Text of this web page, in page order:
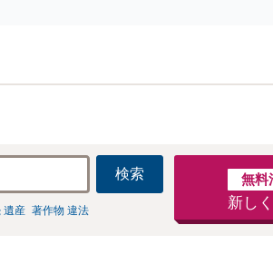
検索
遺産 著作物 違法
無料
新し